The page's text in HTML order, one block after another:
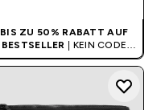
BIS ZU 50% RABATT AUF
BESTSELLER
| KEIN CODE
BENÖTIGT